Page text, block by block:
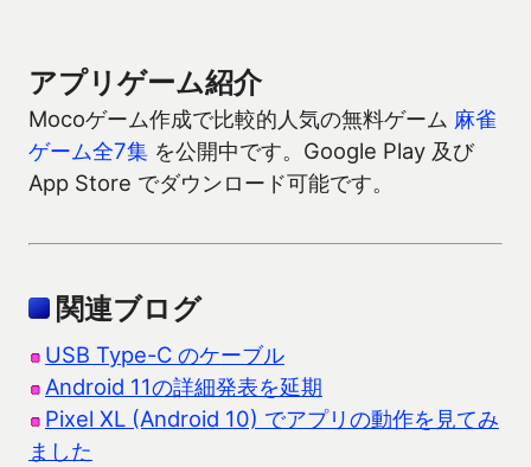
アプリゲーム紹介
Mocoゲーム作成で比較的人気の無料ゲーム 麻雀
ゲーム全7集 を公開中です。Google Play 及び
App Store でダウンロード可能です。
関連ブログ
USB Type-C のケーブル
Android 11の詳細発表を延期
Pixel XL (Android 10) でアプリの動作を見てみ
ました